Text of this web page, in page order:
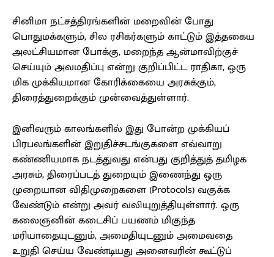
சினிமா நட்சத்திரங்களின் மறைவின் போது
பொதுமக்களும், சில ரசிகர்களும் காட்டும் இத்தகைய
அலட்சியமான போக்கு, மறைந்த ஆன்மாவிற்குச்
செய்யும் அவமதிப்பு என்று குறிப்பிட்ட ராதிகா, ஒரு
மிக முக்கியமான கோரிக்கையை அரசுக்கும்,
திரைத்துறைக்கும் முன்வைத்துள்ளார்.
இனிவரும் காலங்களில் இது போன்ற முக்கியப்
பிரபலங்களின் இறுதிச்சடங்குகளை எவ்வாறு
கண்ணியமாக நடத்துவது என்பது குறித்துத் தமிழக
அரசும், திரைப்படத் துறையும் இணைந்து ஒரு
முறையான விதிமுறைகளை (Protocols) வகுக்க
வேண்டும் என்று அவர் வலியுறுத்தியுள்ளார். ஒரு
கலைஞனின் கடைசிப் பயணம் மிகுந்த
மரியாதையுடனும், அமைதியுடனும் அமைவதை
உறுதி செய்ய வேண்டியது அனைவரின் கூட்டுப்